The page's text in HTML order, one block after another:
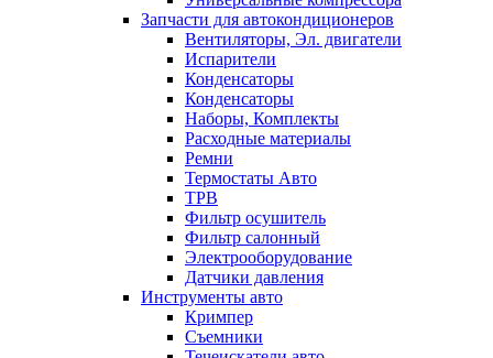
Запчасти для автокондиционеров
Вентиляторы, Эл. двигатели
Испарители
Конденсаторы
Конденсаторы
Наборы, Комплекты
Расходные материалы
Ремни
Термостаты Авто
ТРВ
Фильтр осушитель
Фильтр салонный
Электрооборудование
Датчики давления
Инструменты авто
Кримпер
Съемники